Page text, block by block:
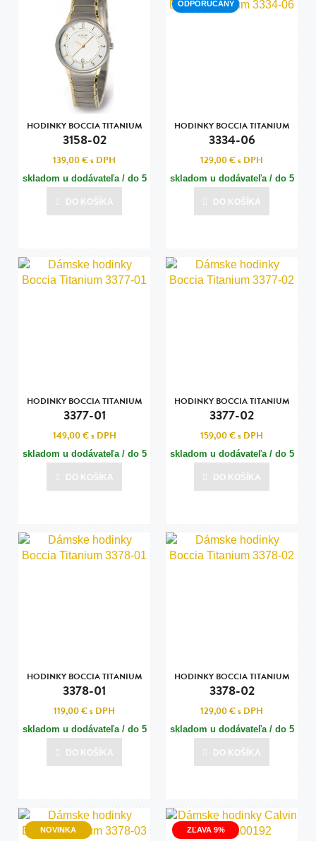
HODINKY BOCCIA TITANIUM
3158-02
139,00 €s DPH
skladom u dodávateľa / do 5
dní
Posledná aktualizácia dnes o 15:01
DO KOŠÍKA
ODPORÚČANÝ
HODINKY BOCCIA TITANIUM
3334-06
129,00 €s DPH
skladom u dodávateľa / do 5
dní
Posledná aktualizácia dnes o 15:01
DO KOŠÍKA
HODINKY BOCCIA TITANIUM
3377-01
149,00 €s DPH
skladom u dodávateľa / do 5
dní
Posledná aktualizácia dnes o 15:01
DO KOŠÍKA
HODINKY BOCCIA TITANIUM
3377-02
159,00 €s DPH
skladom u dodávateľa / do 5
dní
Posledná aktualizácia dnes o 15:01
DO KOŠÍKA
HODINKY BOCCIA TITANIUM
3378-01
119,00 €s DPH
skladom u dodávateľa / do 5
dní
Posledná aktualizácia dnes o 15:01
DO KOŠÍKA
HODINKY BOCCIA TITANIUM
3378-02
129,00 €s DPH
skladom u dodávateľa / do 5
dní
Posledná aktualizácia dnes o 15:01
DO KOŠÍKA
NOVINKA ZĽAVA 9%